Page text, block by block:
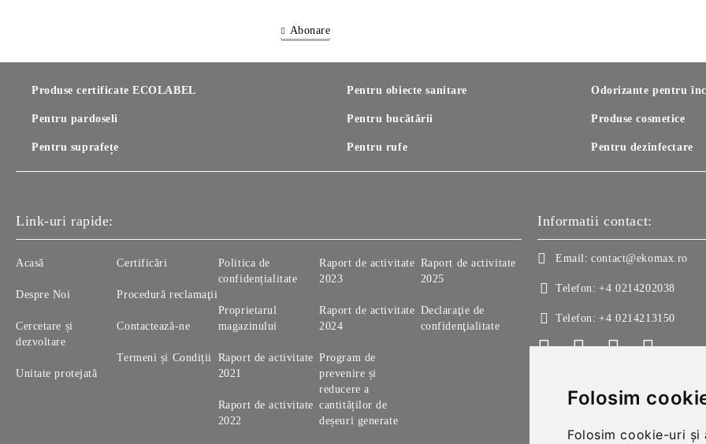
Folosim
Folosim cookie-uri
Abonare
Produse certificate ECOLABEL
Pentru pardoseli
Pentru suprafețe
Pentru obiecte sanitare
Pentru bucătării
Pentru rufe
Odorizante pentru
Produse cosmetice
Pentru dezinfectare
Link-uri rapide:
Acasă
Despre Noi
Cercetare și
dezvoltare
Unitate protejată
Certificări
Procedură reclamaţii
Contactează-ne
Termeni și Condiții
Politica de
confidențialitate
Proprietarul
magazinului
Raport de activitate
2021
Raport de activitate
2022
Raport de activitate
2023
Raport de activitate
2024
Program de
prevenire și
reducere a
cantităților de
deșeuri generate
Raport de activitate
2025
Declaraţie de
confidenţialitate
Informatii contact:
Email: contact@ekomax.ro
Telefon: +4 0214202038
Telefon: +4 0214213150